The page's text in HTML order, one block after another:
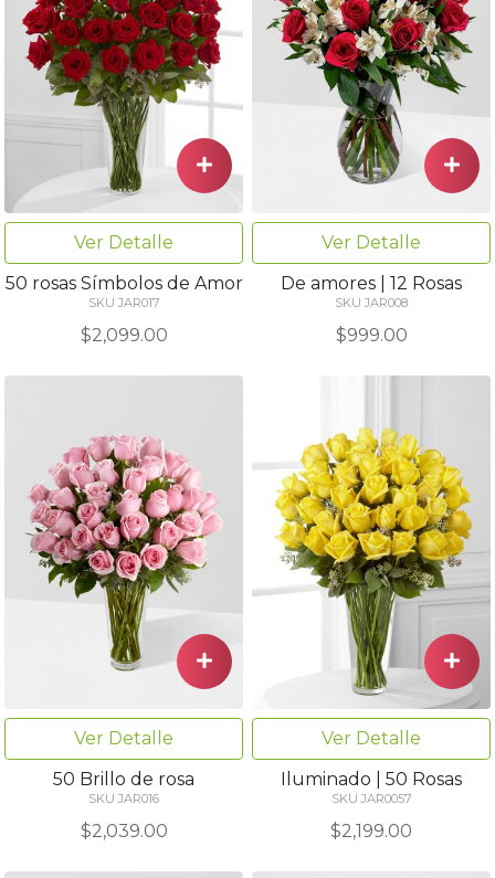
Ver Detalle
50 rosas Símbolos de Amor
SKU JAR017
$2,099.00
Ver Detalle
De amores | 12 Rosas
SKU JAR008
$999.00
Ver Detalle
50 Brillo de rosa
SKU JAR016
$2,039.00
Ver Detalle
Iluminado | 50 Rosas
SKU JAR0057
$2,199.00